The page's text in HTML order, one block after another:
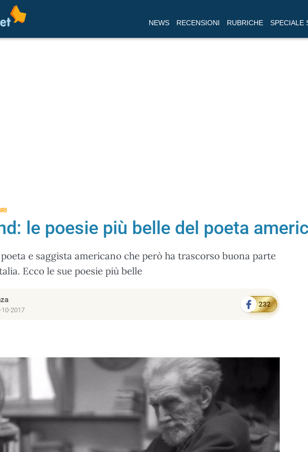
NEWS RECENSIONI RUBRICHE SPECIALE
le poesie più belle del poeta
e saggista americano che però ha trascorso buona parte
Ecco le sue poesie più belle
2017
232